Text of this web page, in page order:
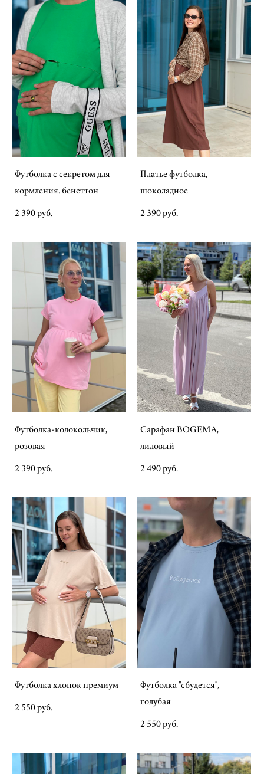
Футболка с секретом для
кормления. бенеттон
2 390 pуб.
Платье футболка,
шоколадное
2 390 pуб.
Футболка-колокольчик,
розовая
2 390 pуб.
Сарафан BOGEMA,
лиловый
2 490 pуб.
Футболка хлопок премиум
2 550 pуб.
Футболка "сбудется",
голубая
2 550 pуб.